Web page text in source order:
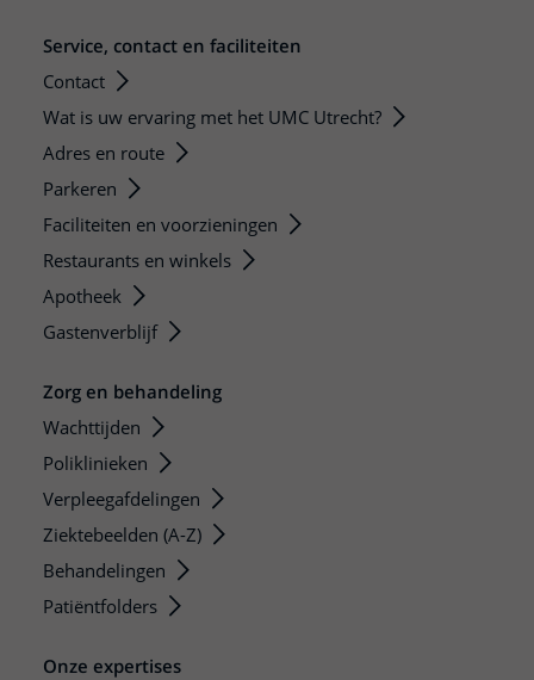
Service, contact en faciliteiten
Contact
Wat is uw ervaring met het UMC Utrecht?
Adres en route
Parkeren
Faciliteiten en voorzieningen
Restaurants en winkels
Apotheek
Gastenverblijf
Zorg en behandeling
Wachttijden
Poliklinieken
Verpleegafdelingen
Ziektebeelden (A-Z)
Behandelingen
Patiëntfolders
Onze expertises